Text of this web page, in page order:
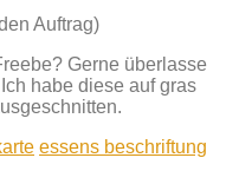
Auftrag)
Gerne überlasse
habe diese auf gras
essens beschriftung